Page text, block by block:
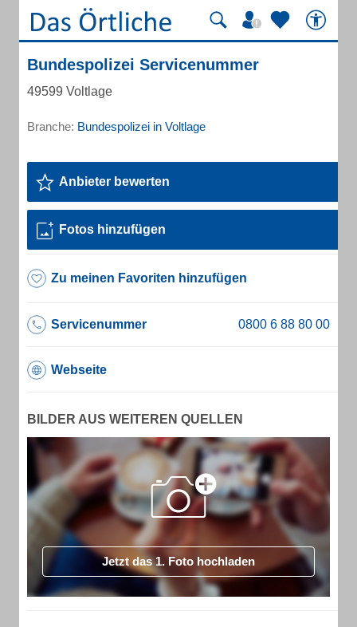
Bundespolizei Servicenummer
49599 Voltlage
Branche: Bundespolizei in Voltlage
Anbieter bewerten
Fotos hinzufügen
Zu meinen Favoriten hinzufügen
Servicenummer
Webseite
BILDER AUS WEITEREN QUELLEN
Jetzt das 1. Foto hochladen